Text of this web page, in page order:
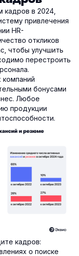
кадров в 2024,
привлечения
HR-
откликов
чтобы улучшить
перестроить
компаний
бонусами
Любое
продукции
кадров:
о поиске